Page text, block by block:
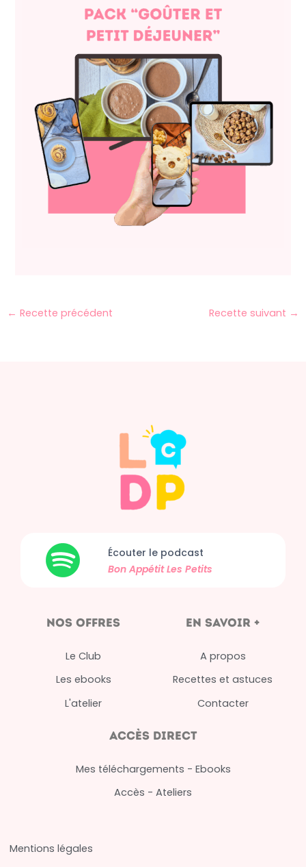
← Recette précédent Recette suivant →
Écouter le podcast
Bon AppétitLes Petits
nos offres
Le Club
Les ebooks
L'atelier
en savoir +
A propos
Recettes et astuces
Contacter
Accès direct
Mes téléchargements - Ebooks
Accès - Ateliers
Mentions légales